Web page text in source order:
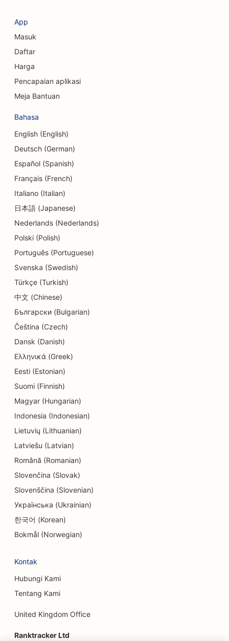
App
Masuk
Daftar
Harga
Pencapaian aplikasi
Meja Bantuan
Bahasa
English (English)
Deutsch (German)
Español (Spanish)
Français (French)
Italiano (Italian)
日本語 (Japanese)
Nederlands (Nederlands)
Polski (Polish)
Português (Portuguese)
Svenska (Swedish)
Türkçe (Turkish)
中文 (Chinese)
Български (Bulgarian)
Čeština (Czech)
Dansk (Danish)
Ελληνικά (Greek)
Eesti (Estonian)
Suomi (Finnish)
Magyar (Hungarian)
Indonesia (Indonesian)
Lietuvių (Lithuanian)
Latviešu (Latvian)
Română (Romanian)
Slovenčina (Slovak)
Slovenščina (Slovenian)
Українська (Ukrainian)
한국어 (Korean)
Bokmål (Norwegian)
Kontak
Hubungi Kami
Tentang Kami
United Kingdom Office
Ranktracker Ltd